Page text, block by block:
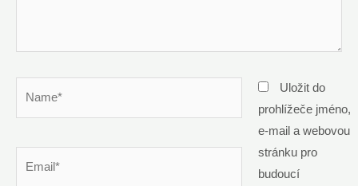
Uložit do
prohlížeče jméno,
e-mail a webovou
stránku pro
budoucí